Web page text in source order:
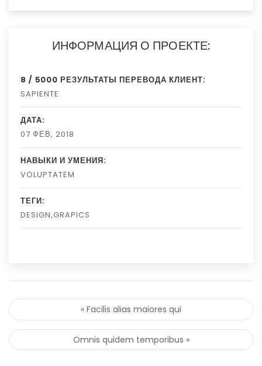
ИНФОРМАЦИЯ О ПРОЕКТЕ:
8 / 5000 РЕЗУЛЬТАТЫ ПЕРЕВОДА КЛИЕНТ:
SAPIENTE
ДАТА:
07 ФЕВ, 2018
НАВЫКИ И УМЕНИЯ:
VOLUPTATEM
ТЕГИ:
DESIGN,GRAPICS
« Facilis alias maiores qui
Omnis quidem temporibus »